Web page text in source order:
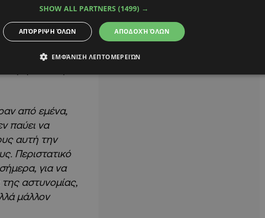
στην
ένα ανώτατο
με αφορμή
να μου
μου
από εμένα,
παύει να
αυτή την
Περιστατικό
για να
αστυνομίας,
μάλλον
SHOW ALL PARTNERS (1499) →
ΑΠΟΔΟΧΉ ΌΛΩΝ
ΑΠΌΡΡΙΨΗ ΌΛΩΝ
ΕΜΦΆΝΙΣΗ ΛΕΠΤΟΜΕΡΕΙΏΝ